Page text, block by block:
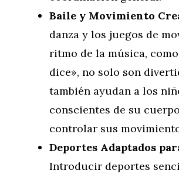
Baile y Movimiento
danza y los juegos de
ritmo de la música,
dice», no solo son
también ayudan a los
conscientes de su
controlar sus
Deportes Adaptados
Introducir deportes